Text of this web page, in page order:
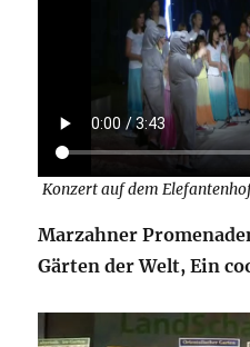
Konzert auf dem
Marzahner
Gärten der Welt, Ein